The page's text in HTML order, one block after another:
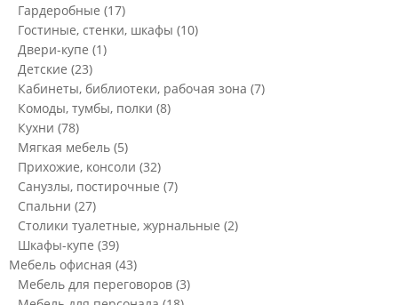
Гардеробные (17)
Гостиные, стенки, шкафы (10)
Двери-купе (1)
Детские (23)
Кабинеты, библиотеки, рабочая зона (7)
Комоды, тумбы, полки (8)
Кухни (78)
Мягкая мебель (5)
Прихожие, консоли (32)
Санузлы, постирочные (7)
Спальни (27)
Столики туалетные, журнальные (2)
Шкафы-купе (39)
Мебель офисная (43)
Мебель для переговоров (3)